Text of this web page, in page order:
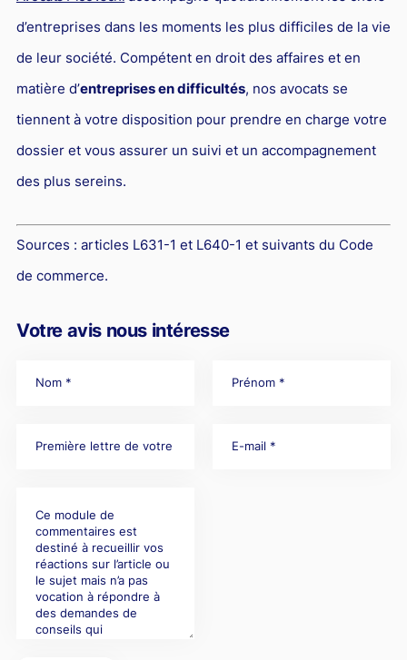
d’entreprises dans les moments les plus difficiles de la vie
de leur société. Compétent en droit des affaires et en
matière d’entreprises en difficultés, nos avocats se
tiennent à votre disposition pour prendre en charge votre
dossier et vous assurer un suivi et un accompagnement
des plus sereins.
Sources : articles L631-1 et L640-1 et suivants du Code
de commerce.
Votre avis nous intéresse